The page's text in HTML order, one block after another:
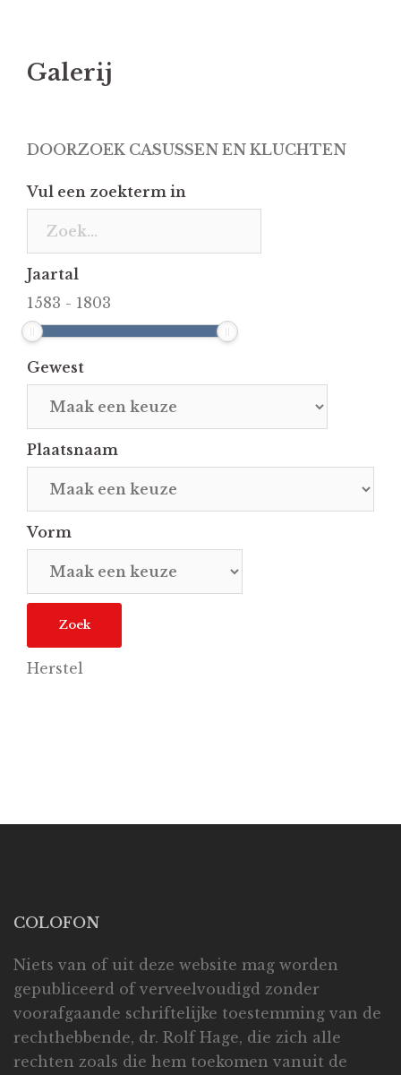
Galerij
DOORZOEK CASUSSEN EN KLUCHTEN
Vul een zoekterm in
Jaartal
1583 - 1803
Gewest
Plaatsnaam
Vorm
Herstel
COLOFON
Niets van of uit deze website mag worden
gepubliceerd of verveelvoudigd zonder
voorafgaande schriftelijke toestemming van de
rechthebbende, dr. Rolf Hage, die zich alle
rechten zoals die hem toekomen vanuit de